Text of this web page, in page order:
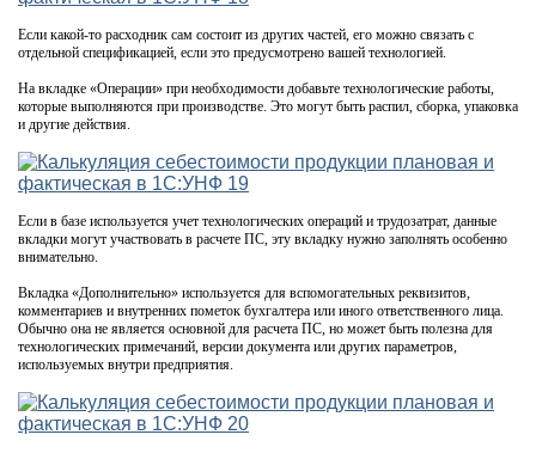
Если какой-то расходник сам состоит из других частей, его можно связать с
отдельной спецификацией, если это предусмотрено вашей технологией.
На вкладке «Операции» при необходимости добавьте технологические работы,
которые выполняются при производстве. Это могут быть распил, сборка, упаковка
и другие действия.
Если в базе используется учет технологических операций и трудозатрат, данные
вкладки могут участвовать в расчете ПС, эту вкладку нужно заполнять особенно
внимательно.
Вкладка «Дополнительно» используется для вспомогательных реквизитов,
комментариев и внутренних пометок бухгалтера или иного ответственного лица.
Обычно она не является основной для расчета ПС, но может быть полезна для
технологических примечаний, версии документа или других параметров,
используемых внутри предприятия.